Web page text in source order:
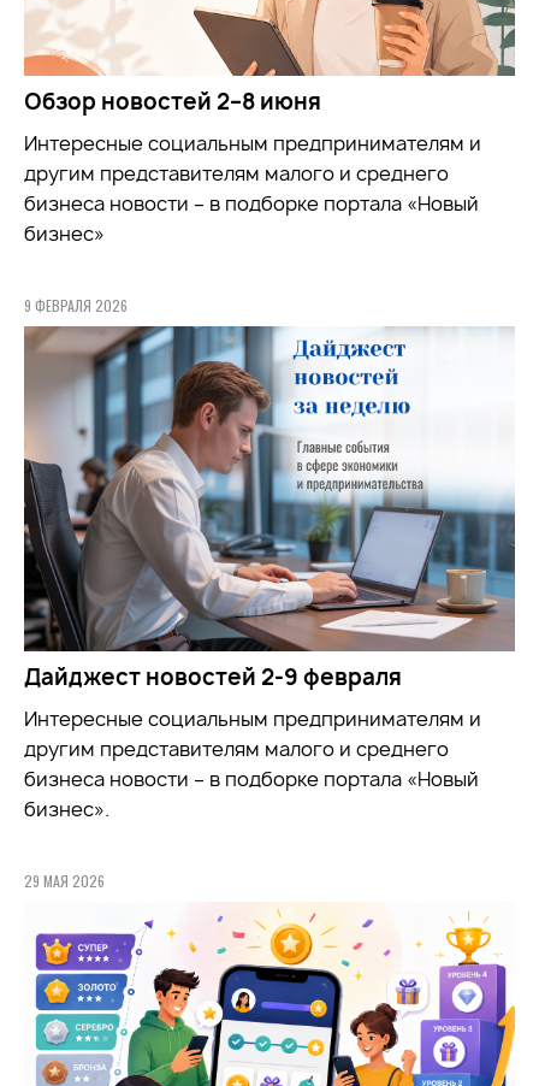
Обзор новостей 2–8 июня
Интересные социальным предпринимателям и
другим представителям малого и среднего
бизнеса новости – в подборке портала «Новый
бизнес»
9 ФЕВРАЛЯ 2026
Дайджест новостей 2-9 февраля
Интересные социальным предпринимателям и
другим представителям малого и среднего
бизнеса новости – в подборке портала «Новый
бизнес».
29 МАЯ 2026